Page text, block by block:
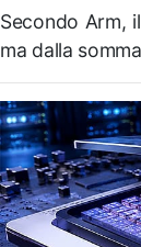
Secondo Arm,
ma dalla